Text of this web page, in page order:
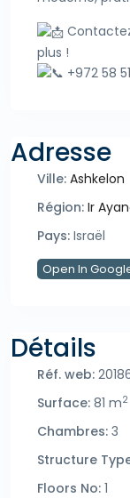
plus !
+972 58
Adresse
Ville: Ashkelon
Région: Ir
Pays: Israël
Open In
Détails
Réf. web:
Surface: 81 m2
Chambres: 3
Structure
Floors No: 1